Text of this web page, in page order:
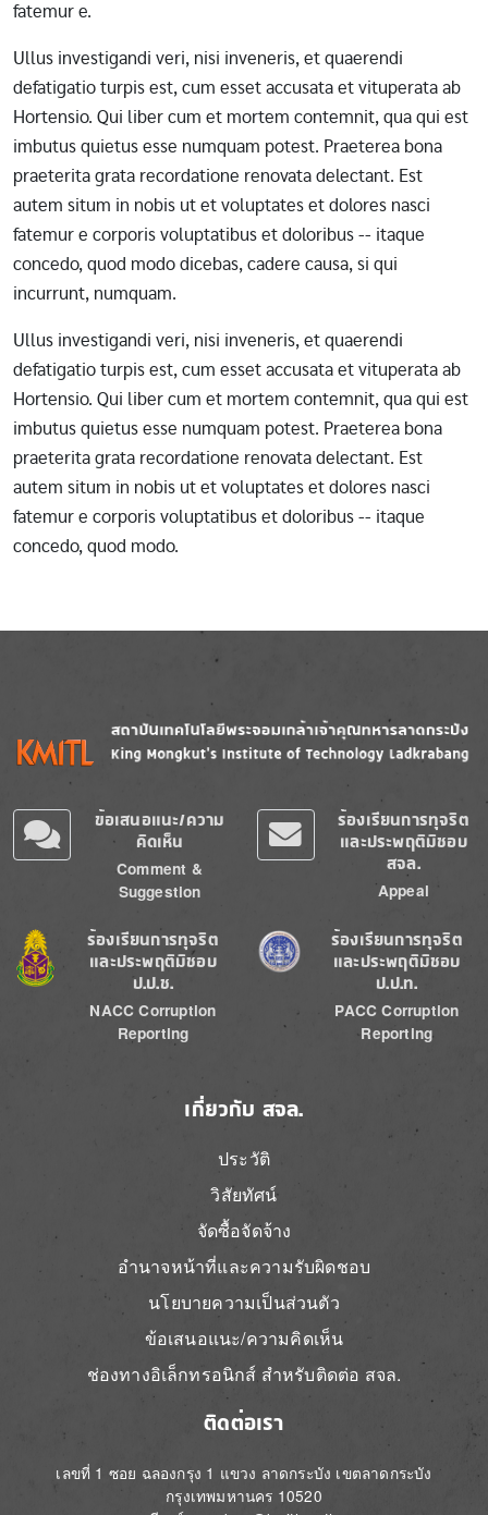
fatemur e.
Ullus investigandi veri, nisi inveneris, et quaerendi
defatigatio turpis est, cum esset accusata et vituperata ab
Hortensio. Qui liber cum et mortem contemnit, qua qui est
imbutus quietus esse numquam potest. Praeterea bona
praeterita grata recordatione renovata delectant. Est
autem situm in nobis ut et voluptates et dolores nasci
fatemur e corporis voluptatibus et doloribus -- itaque
concedo, quod modo dicebas, cadere causa, si qui
incurrunt, numquam.
Ullus investigandi veri, nisi inveneris, et quaerendi
defatigatio turpis est, cum esset accusata et vituperata ab
Hortensio. Qui liber cum et mortem contemnit, qua qui est
imbutus quietus esse numquam potest. Praeterea bona
praeterita grata recordatione renovata delectant. Est
autem situm in nobis ut et voluptates et dolores nasci
fatemur e corporis voluptatibus et doloribus -- itaque
concedo, quod modo.
Image
ข้อเสนอแนะ/ความ
คิดเห็น
Comment &
Suggestion
ร้องเรียนการทุจริต
และประพฤติมิชอบ
สจล.
Appeal
Image
ร้องเรียนการทุจริต
และประพฤติมิชอบ
ป.ป.ช.
NACC Corruption
Reporting
Image
ร้องเรียนการทุจริต
และประพฤติมิชอบ
ป.ป.ท.
PACC Corruption
Reporting
เกี่ยวกับ สจล.
ประวัติ
วิสัยทัศน์
จัดซื้อจัดจ้าง
อำนาจหน้าที่และความรับผิดชอบ
นโยบายความเป็นส่วนตัว
ข้อเสนอแนะ/ความคิดเห็น
ช่องทางอิเล็กทรอนิกส์ สำหรับติดต่อ สจล.
ติดต่อเรา
เลขที่ 1 ซอย ฉลองกรุง 1 แขวง ลาดกระบัง เขตลาดกระบัง
กรุงเทพมหานคร 10520